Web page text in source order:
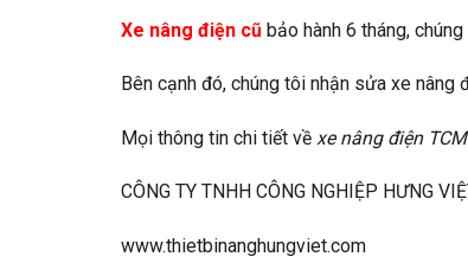
Xe nâng điện cũ bảo hành 6 tháng,
Bên cạnh đó, chúng tôi nhận sửa xe nâng
Mọi thông tin chi tiết về xe nâng điện
CÔNG TY TNHH CÔNG NGHIỆP HƯNG
www.thietbinanghungviet.com